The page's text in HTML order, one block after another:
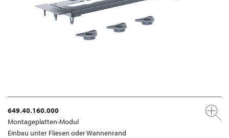
649.40.160.000
Montageplatten-Modul
Einbau unter Fliesen oder Wannenrand